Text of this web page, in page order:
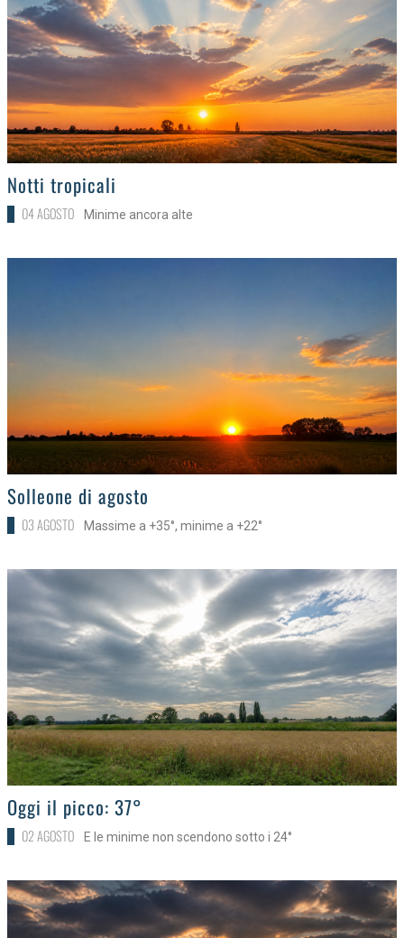
>
Notti tropicali
04 AGOSTO Minime ancora alte
>
Solleone di agosto
03 AGOSTO Massime a +35°, minime a +22°
>
Oggi il picco: 37°
02 AGOSTO E le minime non scendono sotto i 24°